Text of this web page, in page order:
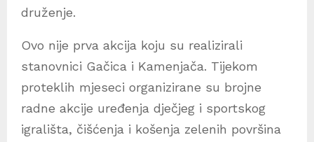
druženje.
Ovo nije prva akcija koju su realizirali
stanovnici Gačica i Kamenjača. Tijekom
proteklih mjeseci organizirane su brojne
radne akcije uređenja dječjeg i sportskog
igrališta, čišćenja i košenja zelenih površina